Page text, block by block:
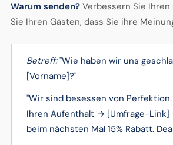
Warum senden?Verbessern Sie Ihren
Sie Ihren Gästen, dass Sie ihre
Betreff:"Wie haben wir uns
[Vorname]?"
"Wir sind besessen von
Ihren Aufenthalt → [Umfrage-Link]
beim nächsten Mal 15% Rabatt.